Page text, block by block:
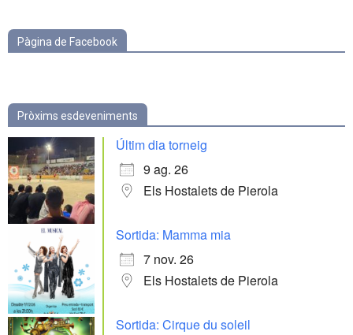
Pàgina de Facebook
Pròxims esdeveniments
Últim dia torneig
9 ag. 26
Els Hostalets de Pierola
Sortida: Mamma mia
7 nov. 26
Els Hostalets de Pierola
Sortida: Cirque du soleil